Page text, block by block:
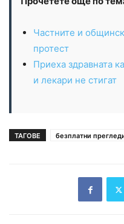
Частните и
протест
Приеха здравната
и лекари не стигат
ТАГОВЕ безплатни